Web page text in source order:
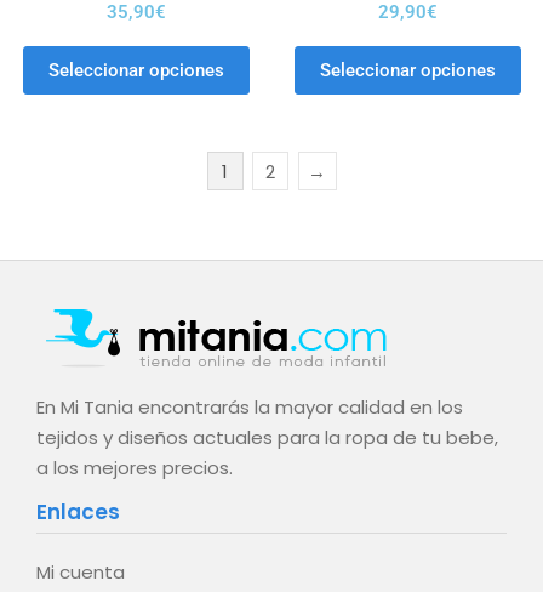
35,90€
Seleccionar opciones
29,90€
Seleccionar opciones
1 2 →
En Mi Tania encontrarás la mayor calidad en los
tejidos y diseños actuales para la ropa de tu bebe,
a los mejores precios.
Enlaces
Mi cuenta